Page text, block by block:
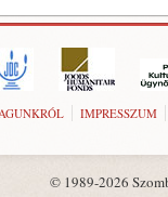
IMPRESSZUM
© 1989-2026